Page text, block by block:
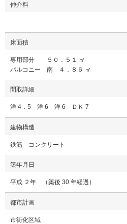
仲介料
床面積
専用部分 ５０．５１ ㎡
バルコニー 南 ４．８６ ㎡
間取詳細
洋 4．5 洋 6 洋 6 ＤＫ 7
建物構造
鉄筋 コンクリート
築年月日
平成 ２年 （築後 30 年経過）
都市計画
市街化区域